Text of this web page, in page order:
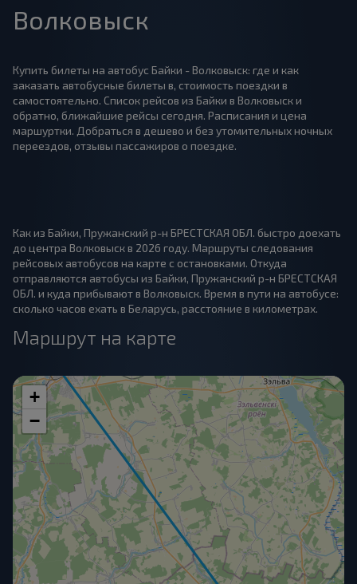
Волковыск
Купить билеты на автобус Байки - Волковыск: где и как
заказать автобусные билеты в, стоимость поездки в
самостоятельно. Список рейсов из Байки в Волковыск и
обратно, ближайшие рейсы сегодня. Расписания и цена
маршуртки. Добраться в дешево и без утомительных ночных
переездов, отзывы пассажиров о поездке.
Как из Байки, Пружанский р-н БРЕСТСКАЯ ОБЛ. быстро доехать
до центра Волковыск в 2026 году. Маршруты следования
рейсовых автобусов на карте с остановками. Откуда
отправляются автобусы из Байки, Пружанский р-н БРЕСТСКАЯ
ОБЛ. и куда прибывают в Волковыск. Время в пути на автобусе:
сколько часов ехать в Беларусь, расстояние в километрах.
Маршрут на карте
+
−